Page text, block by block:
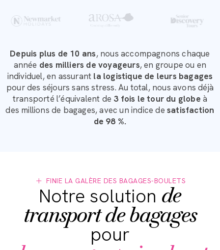
Depuis plus de 10 ans, nous accompagnons chaque
année des milliers de voyageurs, en groupe ou en
individuel, en assurant la logistique de leurs bagages
pour des séjours sans stress. Au total, nous avons déjà
transporté l’équivalent de 3 fois le tour du globe à
des millions de bagages, avec un indice desatisfaction
de 98 %.
FINIE LA GALÈRE DES BAGAGES-BOULETS
Notre solution de
transport de bagages
pour